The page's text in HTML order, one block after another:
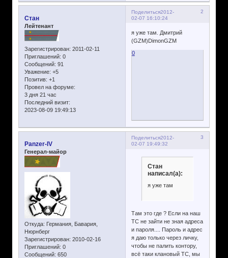
Поделиться 2
2012-
02-07 16:10:24
Стан
Лейтенант
Зарегистрирован: 2011-02-11
Приглашений: 0
Сообщений: 91
Уважение: +5
Позитив: +1
Провел на форуме:
3 дня 21 час
Последний визит:
2023-08-09 19:49:13
я уже там. Дмитрий
(GZM)DimonGZM
0
Поделиться 3
2012-
02-07 19:49:32
Panzer-IV
Генерал-майор
Откуда: Германия, Бавария,
Нюрнберг
Зарегистрирован: 2010-02-16
Приглашений: 0
Сообщений: 650
Стан
написал(а):
я уже там
Там это где ? Если на наш
ТС не зайти не зная адреса
и пароля.... Пароль и адрес
я даю только через личку,
чтобы не палить контору,
всё таки клановый ТС, мы